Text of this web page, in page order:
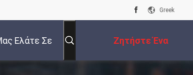
Greek
Ελάτε Σε Ζητήστε Ένα